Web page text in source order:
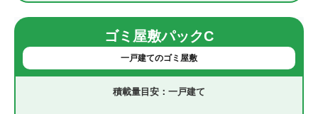
ゴミ屋敷パックC
一戸建てのゴミ屋敷
一戸建て